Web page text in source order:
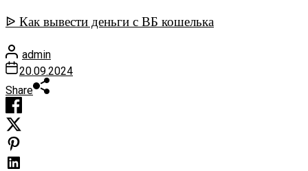
ᐉ Как вывести деньги с ВБ кошелька
admin
20.09.2024
Share